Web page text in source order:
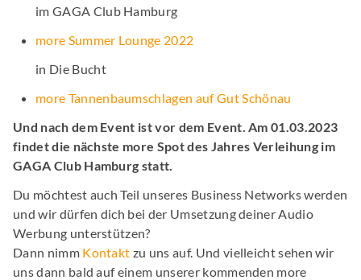
im GAGA Club Hamburg
more Summer Lounge 2022
in Die Bucht
more Tannenbaumschlagen auf Gut Schönau
Und nach dem Event ist vor dem Event. Am 01.03.2023
findet die nächste more Spot des Jahres Verleihung im
GAGA Club Hamburg statt.
Du möchtest auch Teil unseres Business Networks werden
und wir dürfen dich bei der Umsetzung deiner Audio
Werbung unterstützen?
Dann nimm Kontakt zu uns auf. Und vielleicht sehen wir
uns dann bald auf einem unserer kommenden more